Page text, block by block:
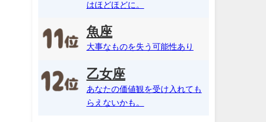
はほどほどに。
魚座
大事なものを失う可能性あり
乙女座
あなたの価値観を受け入れても
らえないかも。